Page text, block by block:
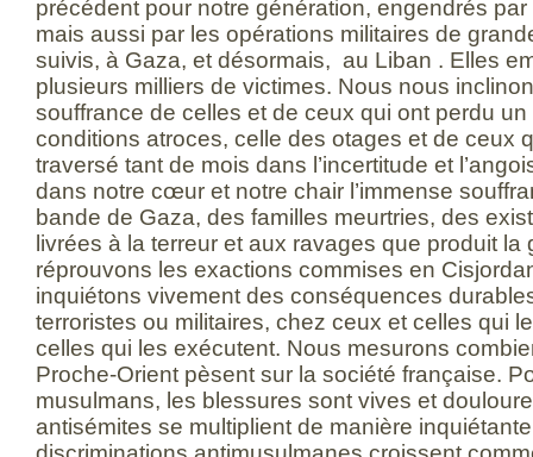
précédent pour notre génération, engendrés
mais aussi par les opérations militaires de
suivis, à Gaza, et désormais, au Liban . Elles
plusieurs milliers de victimes. Nous nous
souffrance de celles et de ceux qui ont perdu
conditions atroces, celle des otages et de ceux
traversé tant de mois dans l’incertitude et
dans notre cœur et notre chair l’immense
bande de Gaza, des familles meurtries, des
livrées à la terreur et aux ravages que produit la
réprouvons les exactions commises en
inquiétons vivement des conséquences
terroristes ou militaires, chez ceux et celles qui
celles qui les exécutent. Nous mesurons
Proche-Orient pèsent sur la société française.
musulmans, les blessures sont vives et
antisémites se multiplient de manière